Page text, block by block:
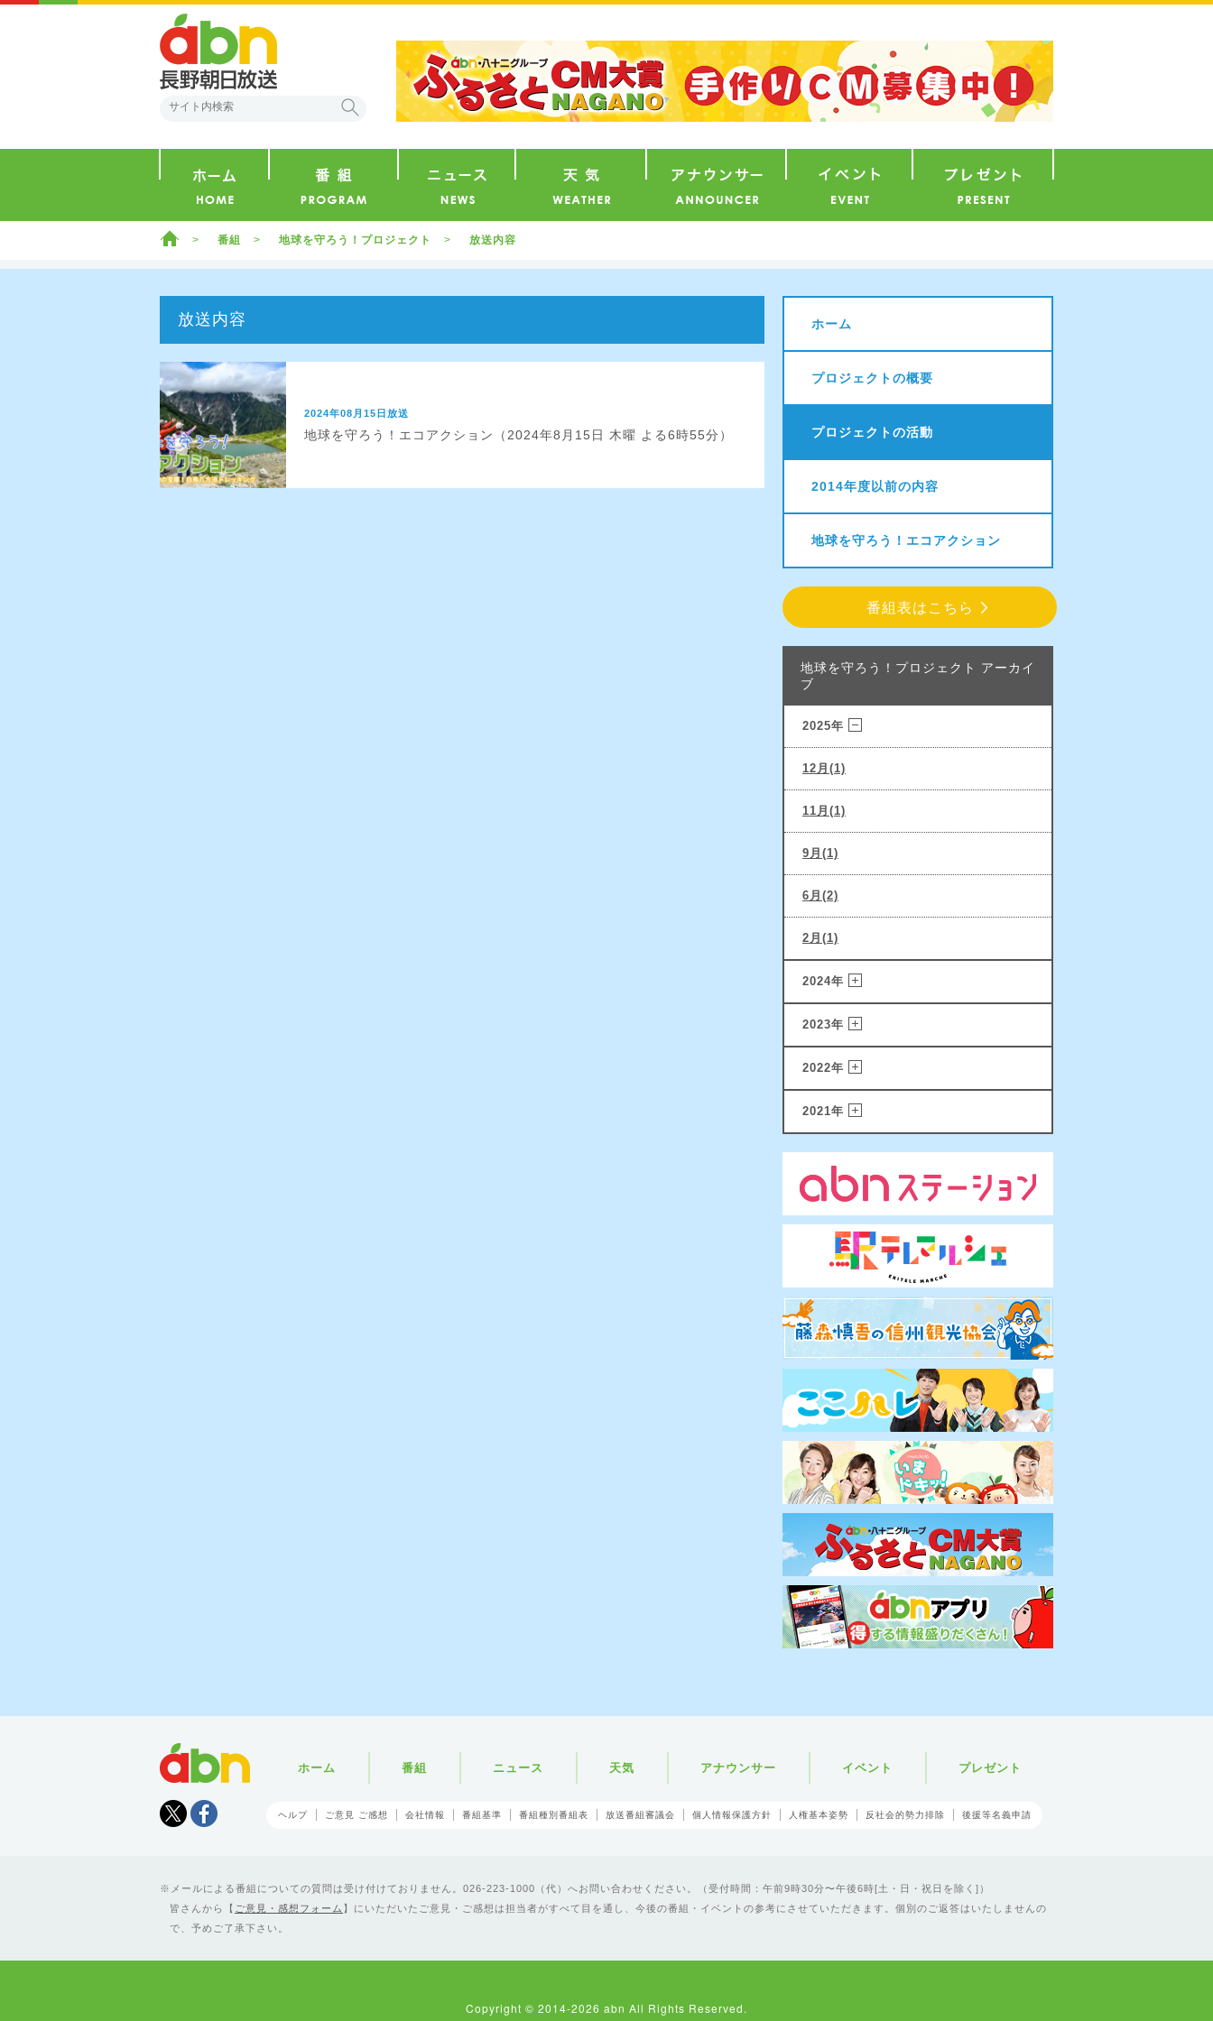
ホーム 番組 地球を守ろう！プロジェクト 放送内容
放送内容
2024年08月15日放送
地球を守ろう！エコアクション（2024年8月15日 木曜 よる6時55分）
ホーム
プロジェクトの概要
プロジェクトの活動
2014年度以前の内容
地球を守ろう！エコアクション
番組表はこちら
地球を守ろう！プロジェクト アーカイ
ブ
2025年
12月(1)
11月(1)
9月(1)
6月(2)
2月(1)
2024年
2023年
2022年
2021年
Tweet
ホーム 番組 ニュース 天気 アナウンサー イベント プレゼント
ヘルプ ご意見 ご感想 会社情報 番組基準 番組種別番組表 放送番組審議会 個人情報保護方針 人権基本姿勢 反社会的勢力排除 後援等名義申請
メールによる番組についての質問は受け付けておりません。026-223-1000（代）へお問い合わせください。（受付時間：午前9時30分〜午後6時[土・日・祝日を除く]）
皆さんから【 ご意見・感想フォーム 】にいただいたご意見・ご感想は担当者がすべて目を通し、今後の番組・イベントの参考にさせていただきます。個別のご返答はいたしませんの
で、予めご了承下さい。
Copyright © 2014-2026 abn All Rights Reserved.